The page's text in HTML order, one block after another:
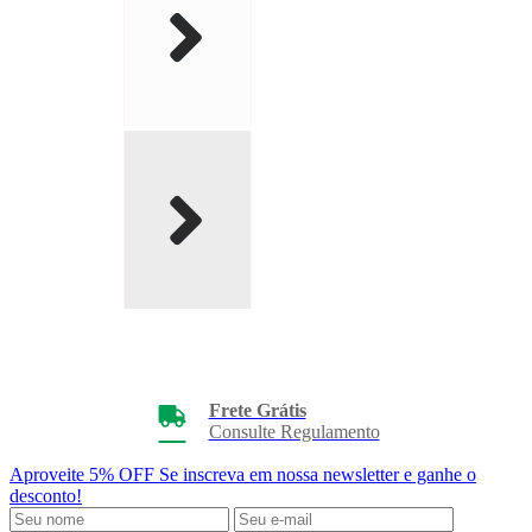
Frete Grátis
Consulte Regulamento
Aproveite 5% OFF Se inscreva em nossa newsletter e ganhe o
desconto!